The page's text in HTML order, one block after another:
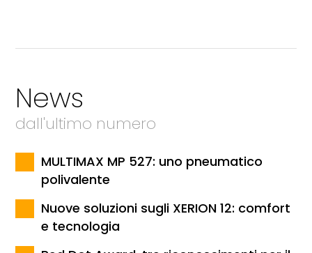
News
dall'ultimo numero
MULTIMAX MP 527: uno pneumatico
polivalente
Nuove soluzioni sugli XERION 12: comfort
e tecnologia